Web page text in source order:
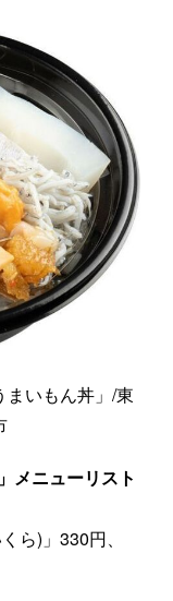
いもん丼」/東
メニューリスト
ら)」330円、